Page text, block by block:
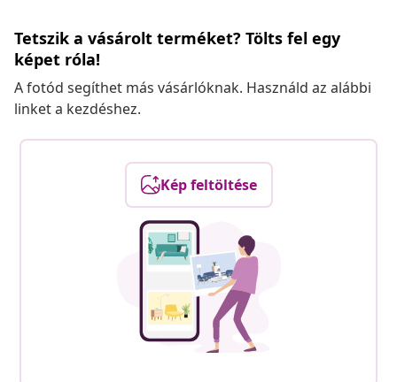
Tetszik a vásárolt terméket? Tölts fel egy
képet róla!
A fotód segíthet más vásárlóknak. Használd az alábbi
linket a kezdéshez.
Kép feltöltése